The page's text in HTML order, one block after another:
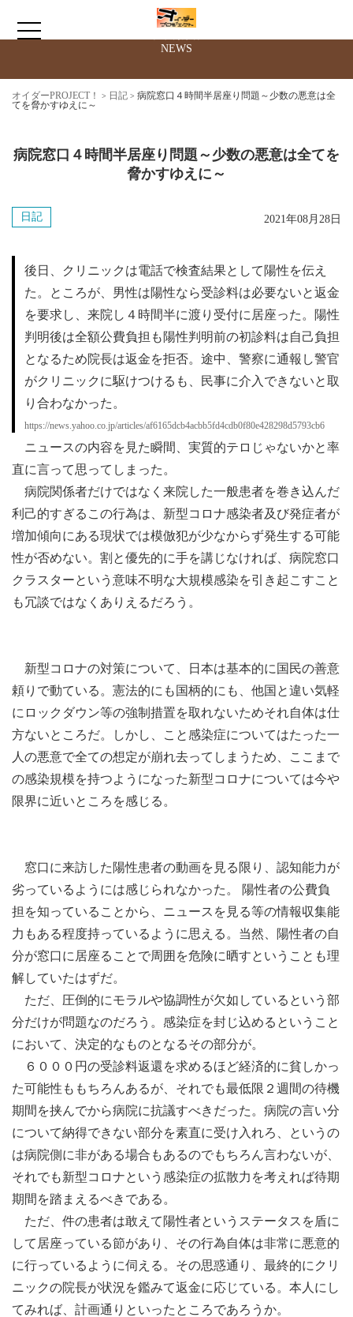
HOME
ニコニコ動画
NEWS
オイダーPROJECT！ > 日記 > 病院窓口４時間半居座り問題～少数の悪意は全
てを脅かすゆえに～
病院窓口４時間半居座り問題～少数の悪意は全てを
脅かすゆえに～
日記 2021年08月28日
後日、クリニックは電話で検査結果として陽性を伝え
た。ところが、男性は陽性なら受診料は必要ないと返金
を要求し、来院し４時間半に渡り受付に居座った。陽性
判明後は全額公費負担も陽性判明前の初診料は自己負担
となるため院長は返金を拒否。途中、警察に通報し警官
がクリニックに駆けつけるも、民事に介入できないと取
り合わなかった。
https://news.yahoo.co.jp/articles/af6165dcb4acbb5fd4cdb0f80e428298d5793cb6
ニュースの内容を見た瞬間、実質的テロじゃないかと率
直に言って思ってしまった。
病院関係者だけではなく来院した一般患者を巻き込んだ
利己的すぎるこの行為は、新型コロナ感染者及び発症者が
増加傾向にある現状では模倣犯が少なからず発生する可能
性が否めない。割と優先的に手を講じなければ、病院窓口
クラスターという意味不明な大規模感染を引き起こすこと
も冗談ではなくありえるだろう。
新型コロナの対策について、日本は基本的に国民の善意
頼りで動ている。憲法的にも国柄的にも、他国と違い気軽
にロックダウン等の強制措置を取れないためそれ自体は仕
方ないところだ。しかし、こと感染症についてはたった一
人の悪意で全ての想定が崩れ去ってしまうため、ここまで
の感染規模を持つようになった新型コロナについては今や
限界に近いところを感じる。
窓口に来訪した陽性患者の動画を見る限り、認知能力が
劣っているようには感じられなかった。 陽性者の公費負
担を知っていることから、ニュースを見る等の情報収集能
力もある程度持っているように思える。当然、陽性者の自
分が窓口に居座ることで周囲を危険に晒すということも理
解していたはずだ。
ただ、圧倒的にモラルや協調性が欠如しているという部
分だけが問題なのだろう。感染症を封じ込めるということ
において、決定的なものとなるその部分が。
６０００円の受診料返還を求めるほど経済的に貧しかっ
た可能性ももちろんあるが、それでも最低限２週間の待機
期間を挟んでから病院に抗議すべきだった。病院の言い分
について納得できない部分を素直に受け入れろ、というの
は病院側に非がある場合もあるのでもちろん言わないが、
それでも新型コロナという感染症の拡散力を考えれば待期
期間を踏まえるべきである。
ただ、件の患者は敢えて陽性者というステータスを盾に
して居座っている節があり、その行為自体は非常に悪意的
に行っているように伺える。その思惑通り、最終的にクリ
ニックの院長が状況を鑑みて返金に応じている。本人にし
てみれば、計画通りといったところであろうか。